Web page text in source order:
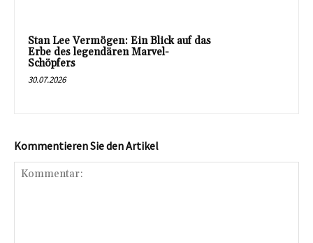
Stan Lee Vermögen: Ein Blick auf das
Erbe des legendären Marvel-
Schöpfers
30.07.2026
Kommentieren Sie den Artikel